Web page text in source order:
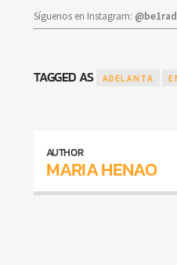
Síguenos en Instagram:
TAGGED AS ADELANTA
AUTHOR
MARIA HENAO